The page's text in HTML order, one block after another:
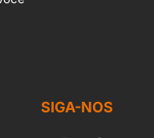
SIGA-NOS